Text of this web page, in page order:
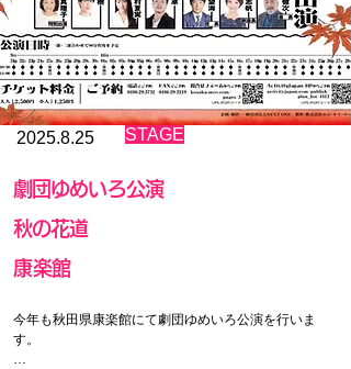
2025.8.25 ​STAGE
劇団ゆめいろ公演
秋の花道
​康楽館
今年も秋田県康楽館にて劇団ゆめいろ公演を行いま
す。